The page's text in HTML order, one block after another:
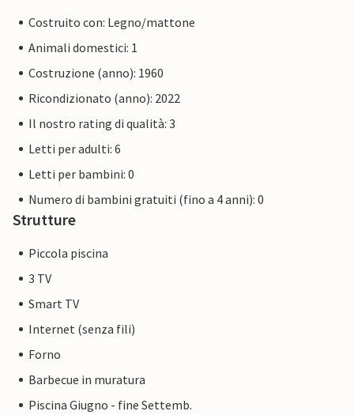
Costruito con: Legno/mattone
Animali domestici: 1
Costruzione (anno): 1960
Ricondizionato (anno): 2022
Il nostro rating di qualità: 3
Letti per adulti: 6
Letti per bambini: 0
Numero di bambini gratuiti (fino a 4 anni): 0
Strutture
Piccola piscina
3 TV
Smart TV
Internet (senza fili)
Forno
Barbecue in muratura
Piscina Giugno - fine Settemb.